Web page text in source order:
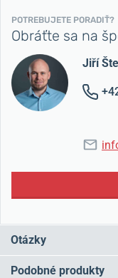
POTREBUJETE PORADIŤ?
Obráťte sa na
Jiří
Otázky
Podobné produkty